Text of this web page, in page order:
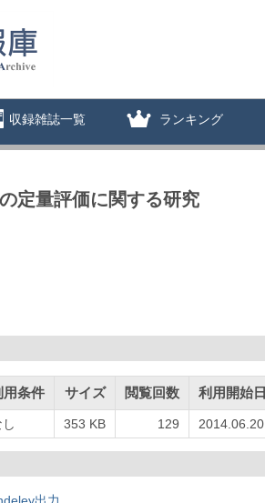
収録雑誌一覧 ランキング
定量評価に関する研究
用条件 サイズ 閲覧回数 利用開始日
353 KB 129 2014.06.20
出力